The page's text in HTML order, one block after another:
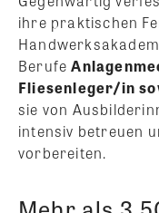
ihre praktischen
Berufe
Fliesenleger/in
sie von
intensiv betreuen
vorbereiten.